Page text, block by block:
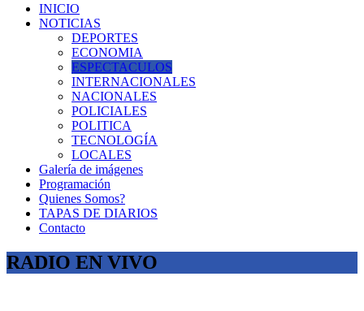
INICIO
NOTICIAS
DEPORTES
ECONOMIA
ESPECTACULOS
INTERNACIONALES
NACIONALES
POLICIALES
POLITICA
TECNOLOGÍA
LOCALES
Galería de imágenes
Programación
Quienes Somos?
TAPAS DE DIARIOS
Contacto
RADIO EN VIVO